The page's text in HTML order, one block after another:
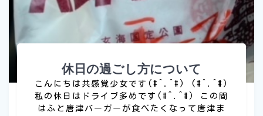
休日の過ごし方について
こんにちは共感覚少女です(#^.^#) (#^.^#)
私の休日はドライブ多めです(#^.^#) この間
はふと唐津バーガーが食べたくなって唐津ま